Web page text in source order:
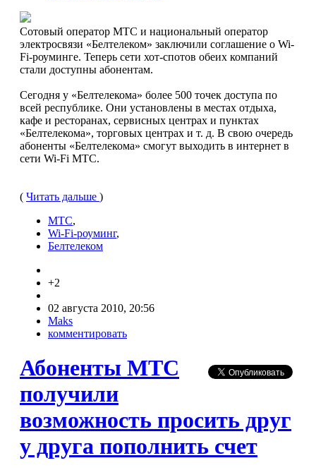
Сотовый оператор МТС и национальный оператор
электросвязи «Белтелеком» заключили соглашение о Wi-
Fi-роуминге. Теперь сети хот-спотов обеих компаний
стали доступны абонентам.
Сегодня у «Белтелекома» более 500 точек доступа по
всей республике. Они установлены в местах отдыха,
кафе и ресторанах, сервисных центрах и пунктах
«Белтелекома», торговых центрах и т. д. В свою очередь
абоненты «Белтелекома» смогут выходить в интернет в
сети Wi-Fi МТС.
( Читать дальше )
МТС,
Wi-Fi-роуминг,
Белтелеком
+2
02 августа 2010, 20:56
Maks
комментировать
Абоненты МТС
получили
возможность просить друг
у друга пополнить счет